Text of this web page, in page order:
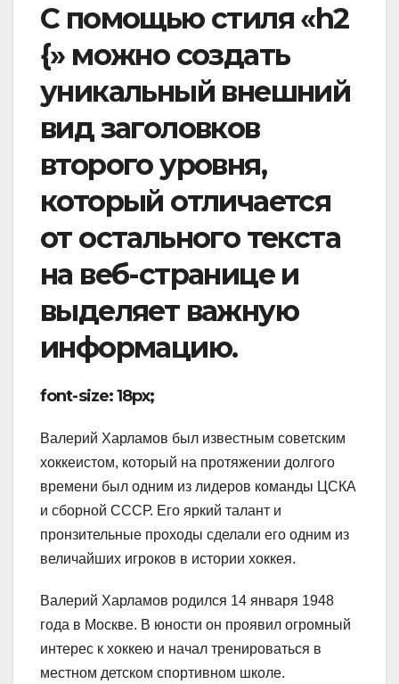
С помощью стиля «h2
{» можно создать
уникальный внешний
вид заголовков
второго уровня,
который отличается
от остального текста
на веб-странице и
выделяет важную
информацию.
font-size: 18px;
Валерий Харламов был известным советским
хоккеистом, который на протяжении долгого
времени был одним из лидеров команды ЦСКА
и сборной СССР. Его яркий талант и
пронзительные проходы сделали его одним из
величайших игроков в истории хоккея.
Валерий Харламов родился 14 января 1948
года в Москве. В юности он проявил огромный
интерес к хоккею и начал тренироваться в
местном детском спортивном школе.